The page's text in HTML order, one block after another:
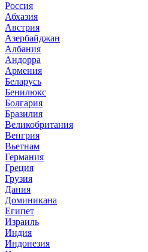
Россия
Абхазия
Австрия
Азербайджан
Албания
Андорра
Армения
Беларусь
Бенилюкс
Болгария
Бразилия
Великобритания
Венгрия
Вьетнам
Германия
Греция
Грузия
Дания
Доминикана
Египет
Израиль
Индия
Индонезия